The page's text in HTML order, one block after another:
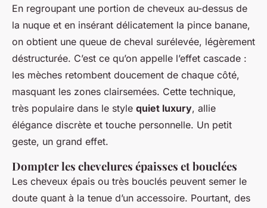
En regroupant une portion de cheveux au-dessus de
la nuque et en insérant délicatement la pince banane,
on obtient une queue de cheval surélevée, légèrement
déstructurée. C’est ce qu’on appelle l’effet cascade :
les mèches retombent doucement de chaque côté,
masquant les zones clairsemées. Cette technique,
très populaire dans le style quiet luxury, allie
élégance discrète et touche personnelle. Un petit
geste, un grand effet.
Dompter les chevelures épaisses et bouclées
Les cheveux épais ou très bouclés peuvent semer le
doute quant à la tenue d’un accessoire. Pourtant, des